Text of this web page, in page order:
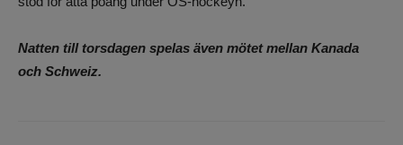
Natten till torsdagen spelas även mötet mellan Kanada
och Schweiz.